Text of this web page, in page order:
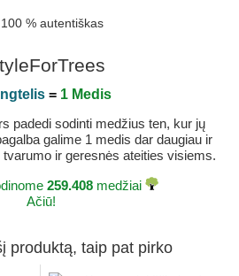
% autentiškas
= 1 Medis
padedi sodinti medžius ten, kur jų
galime 1 medis dar daugiau ir
ir geresnės ateities visiems.
259.408 medžiai
Ačiū!
produktą, taip pat pirko